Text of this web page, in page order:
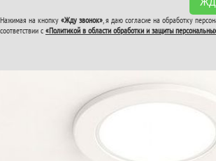
ВТОРОЙ И
ПОТОЛОК
Нажимая на кнопку «Жду звонок», я даю согласие на обработку
соответствии с «Политикой в области обработки и защиты